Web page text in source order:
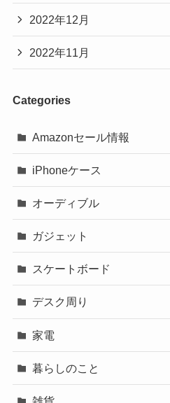
2022年12月
2022年11月
Categories
Amazonセール情報
iPhoneケース
オーディブル
ガジェット
スケートボード
デスク周り
家電
暮らしのこと